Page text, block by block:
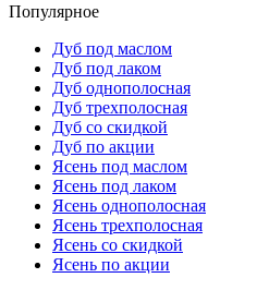
Популярное
Дуб под маслом
Дуб под лаком
Дуб однополосная
Дуб трехполосная
Дуб со скидкой
Дуб по акции
Ясень под маслом
Ясень под лаком
Ясень однополосная
Ясень трехполосная
Ясень со скидкой
Ясень по акции